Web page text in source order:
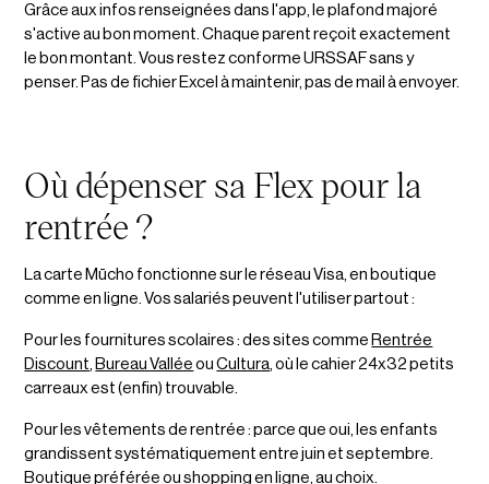
Grâce aux infos renseignées dans l'app, le plafond majoré
s'active au bon moment. Chaque parent reçoit exactement
le bon montant. Vous restez conforme URSSAF sans y
penser. Pas de fichier Excel à maintenir, pas de mail à envoyer.
Où dépenser sa Flex pour la
rentrée ?
La carte Mūcho fonctionne sur le réseau Visa, en boutique
comme en ligne. Vos salariés peuvent l'utiliser partout :
Pour les fournitures scolaires : des sites comme Rentrée
Discount Bureau Vallée ouCultura , où le cahier 24x32 petits
carreaux est (enfin) trouvable.
Pour les vêtements de rentrée : parce que oui, les enfants
grandissent systématiquement entre juin et septembre.
Boutique préférée ou shopping en ligne, au choix.